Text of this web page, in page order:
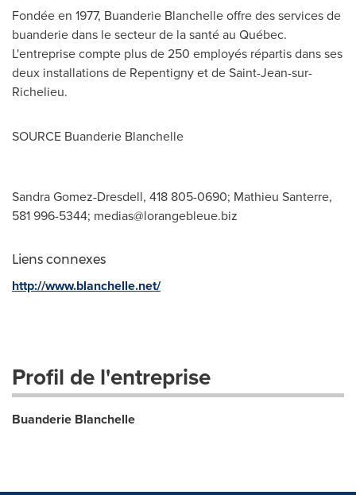
Fondée en 1977, Buanderie Blanchelle offre des services de
buanderie dans le secteur de la santé au Québec.
L'entreprise compte plus de 250 employés répartis dans ses
deux installations de Repentignyet deSaint-Jean-sur-
Richelieu.
SOURCE Buanderie Blanchelle
Sandra Gomez-Dresdell, 418 805-0690; Mathieu Santerre,
581 996-5344; medias@lorangebleue.biz
Liens connexes
http://www.blanchelle.net/
Profil de l'entreprise
Buanderie Blanchelle